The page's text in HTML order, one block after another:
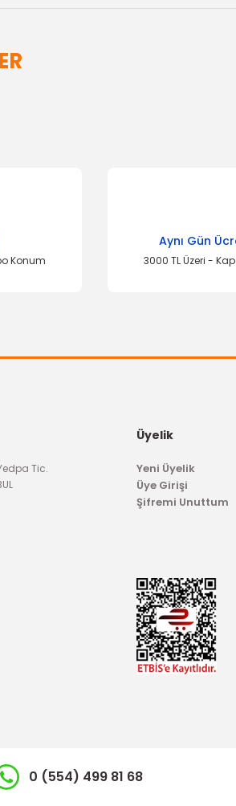
ürün açıklamalarında ve diğer konularda
Kundaklı
Konum
Aynı Gün
3000 TL Üzeri -
Tic.
Üyelik
Yeni Üyelik
Üye Girişi
Şifremi Unuttum
0 (554) 499 81 68